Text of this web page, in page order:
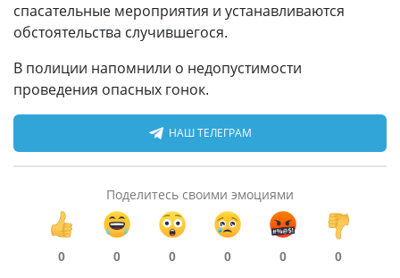
спасательные мероприятия и устанавливаются
обстоятельства случившегося.
В полиции напомнили о недопустимости
проведения опасных гонок.
НАШ ТЕЛЕГРАМ
Поделитесь своими эмоциями
0 0 0 0 0 0